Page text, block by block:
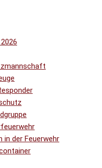
in der Feuerwehr